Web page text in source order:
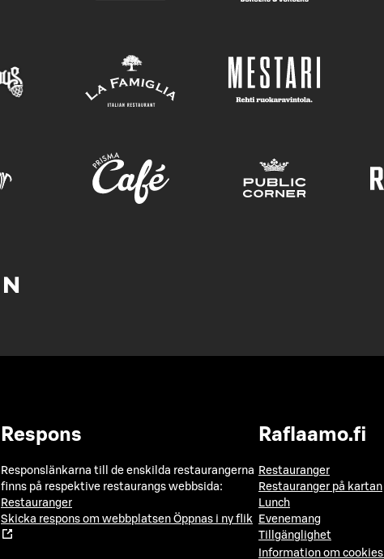
Respons
Responslänkarna till de enskilda restaurangerna
finns på respektive restaurangs webbsida:
Restauranger
Skicka respons om webbplatsen Öppnas i ny flik
Raflaamo.fi
Restauranger
Restauranger på kartan
Lunch
Evenemang
Tillgänglighet
Information om cookies